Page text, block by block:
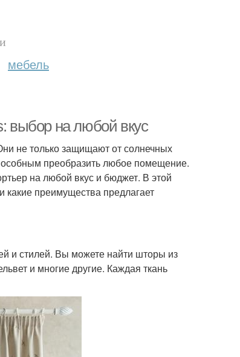
мебель
выбор на любой вкус
не только защищают от солнечных
преобразить любое помещение.
на любой вкус и бюджет. В этой
преимущества предлагает
и стилей. Вы можете найти шторы из
и многие другие. Каждая ткань